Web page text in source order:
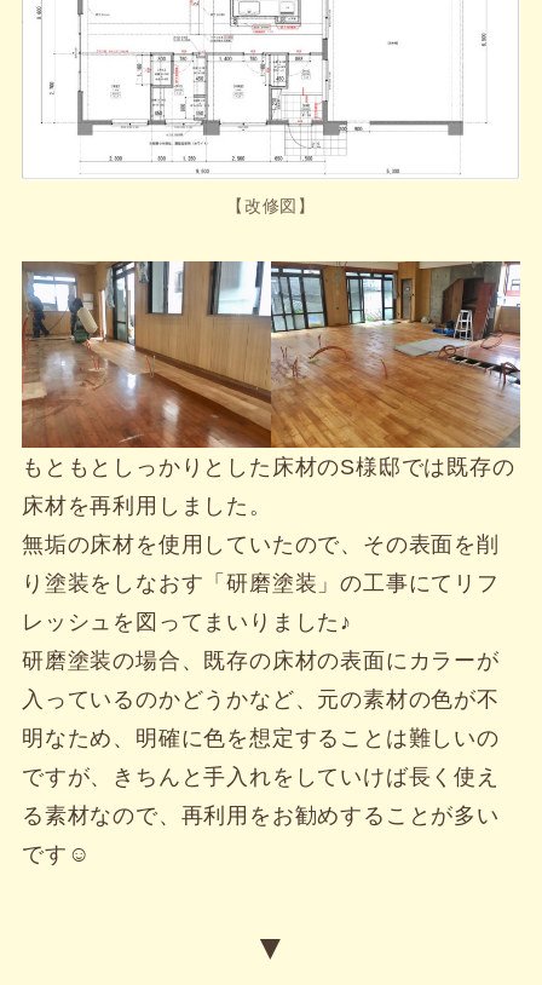
【改修図】
もともとしっかりとした床材のS様邸では既存の
床材を再利用しました。
無垢の床材を使用していたので、その表面を削
り塗装をしなおす「研磨塗装」の工事にてリフ
レッシュを図ってまいりました♪
研磨塗装の場合、既存の床材の表面にカラーが
入っているのかどうかなど、元の素材の色が不
明なため、明確に色を想定することは難しいの
ですが、きちんと手入れをしていけば長く使え
る素材なので、再利用をお勧めすることが多い
です☺
▼